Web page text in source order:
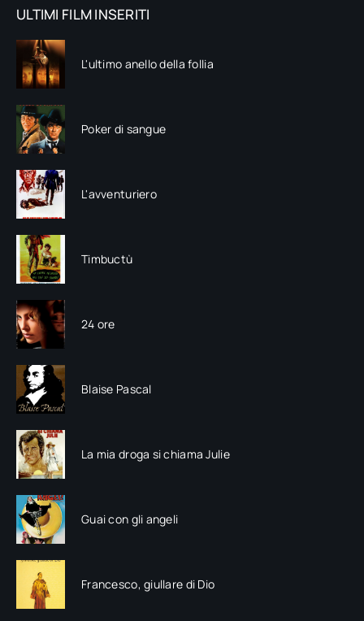
ULTIMI FILM INSERITI
L'ultimo anello della follia
Poker di sangue
L'avventuriero
Timbuctù
24 ore
Blaise Pascal
La mia droga si chiama Julie
Guai con gli angeli
Francesco, giullare di Dio